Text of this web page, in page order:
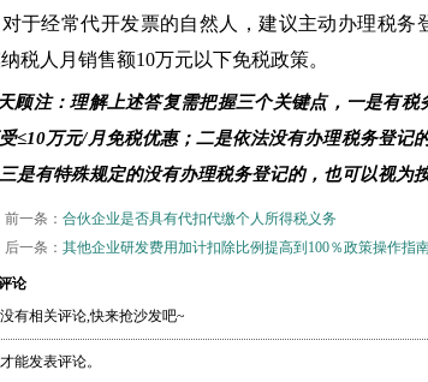
对于经常代开发票的自然人，建议主动办理税务
税人月销售额10万元以下免税政策。
天顾注：理解上述答复需把握三个关键点， 一是有税
≤10万元/月免税优惠； 二是依法没有办理税务登记
三是有特殊规定的没有办理税务登记的，也可以视为
前一条： 合伙企业是否具有代扣代缴个人所得税义务
后一条： 其他企业研发费用加计扣除比例提高到100％政策操作指
论
有相关评论,快来抢沙发吧~
能发表评论。